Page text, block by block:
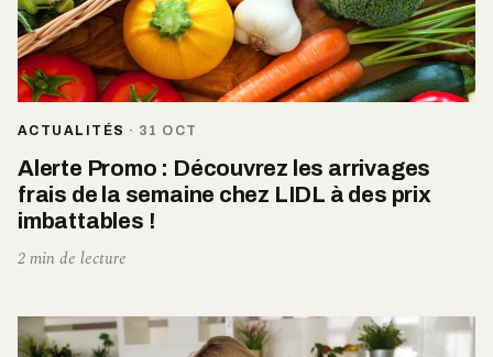
ACTUALITÉS · 31 OCT
Alerte Promo : Découvrez les arrivages
frais de la semaine chez LIDL à des prix
imbattables !
2 min de lecture